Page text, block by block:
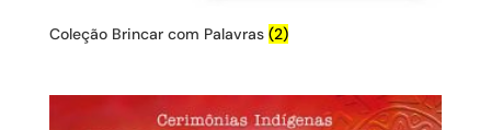
Coleção Brincar com Palavras (2)